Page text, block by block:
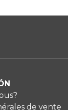
de vente